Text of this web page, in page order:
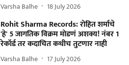
Varsha Balhe 18 July 2026
Rohit Sharma Records: रोहित शर्माचे
'हे' 5 जागतिक विक्रम मोडणं अशक्य! नंबर 1
रेकॉर्ड तर कदाचित कधीच तुटणार नाही
Varsha Balhe 17 July 2026